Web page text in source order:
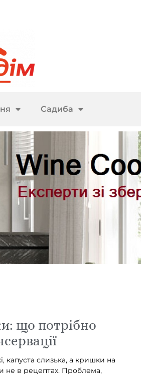
Садиба
що потрібно
капуста слизька, а кришки на
не в рецептах. Проблема,